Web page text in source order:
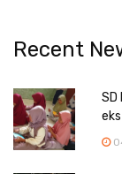
Recent
SD